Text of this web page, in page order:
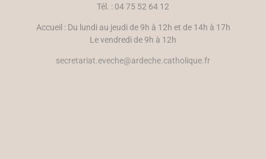
Tél. : 04 75 52 64 12
Accueil : Du lundi au jeudi de 9h à 12h et de 14h à 17h
Le vendredi de 9h à 12h
secretariat.eveche@ardeche.catholique.fr